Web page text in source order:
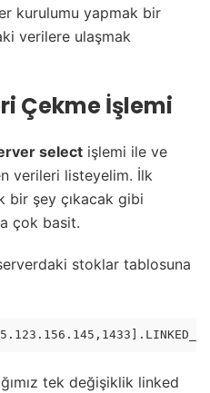
kurulumu yapmak bir
verilere ulaşmak
Çekme İşlemi
select işlemi ile ve
verileri listeyelim. İlk
bir şey çıkacak gibi
çok basit.
stoklar tablosuna
tek değişiklik linked